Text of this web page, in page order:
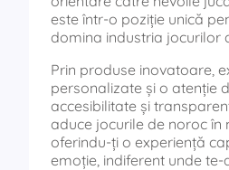
este într-o poziție unică
domina industria jocurilor
Prin produse inovatoare,
personalizate și o atenție
accesibilitate și
aduce jocurile de noroc în
oferindu-ți o experiență
emoție, indiferent unde te-